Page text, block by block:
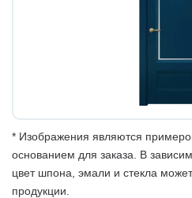
* Изображения являются
основанием для заказа. В
цвет шпона, эмали и стекла
продукции.